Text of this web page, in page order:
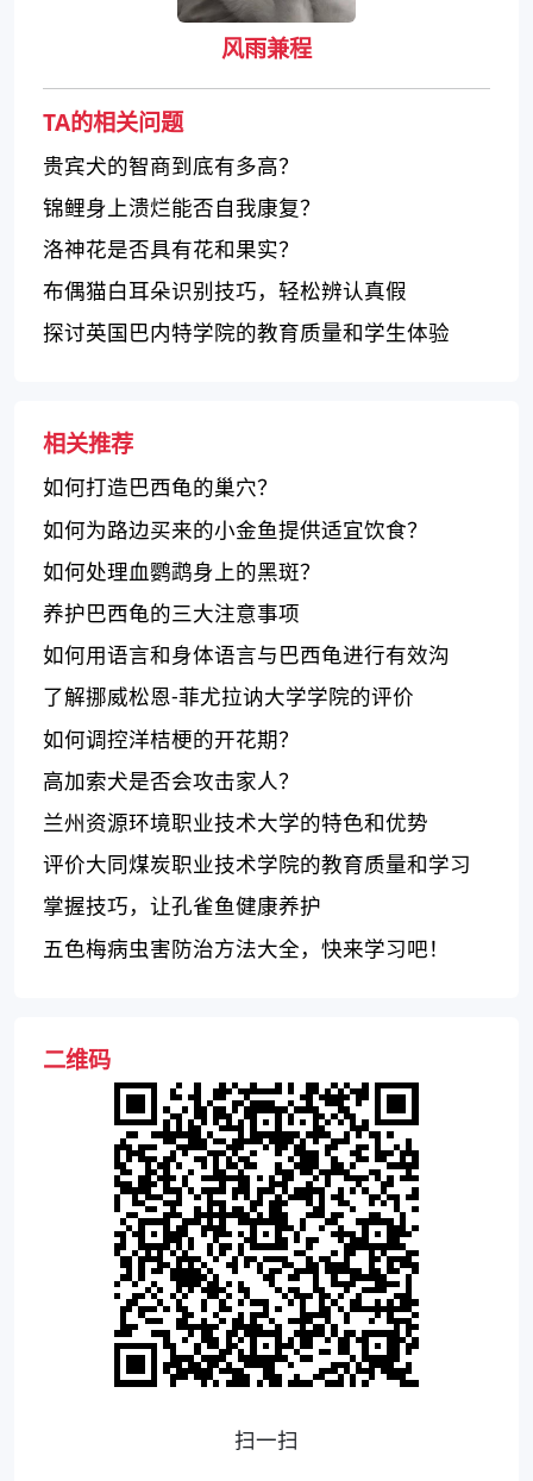
风雨兼程
TA的相关问题
贵宾犬的智商到底有多高？
锦鲤身上溃烂能否自我康复？
洛神花是否具有花和果实？
布偶猫白耳朵识别技巧，轻松辨认真假
探讨英国巴内特学院的教育质量和学生体验
相关推荐
如何打造巴西龟的巢穴？
如何为路边买来的小金鱼提供适宜饮食？
如何处理血鹦鹉身上的黑斑？
养护巴西龟的三大注意事项
如何用语言和身体语言与巴西龟进行有效沟
通？
了解挪威松恩-菲尤拉讷大学学院的评价
如何调控洋桔梗的开花期？
高加索犬是否会攻击家人？
兰州资源环境职业技术大学的特色和优势
评价大同煤炭职业技术学院的教育质量和学习
环境
掌握技巧，让孔雀鱼健康养护
五色梅病虫害防治方法大全，快来学习吧！
二维码
扫一扫